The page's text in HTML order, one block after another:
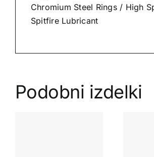
Chromium Steel Rings / High
Spitfire Lubricant
Podobni izdelki